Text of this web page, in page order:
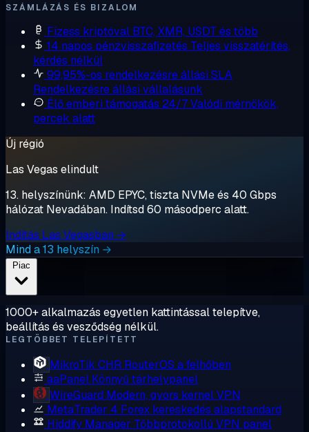
SZÁMLÁZÁS ÉS BIZALOM
Fizess kriptóval BTC, XMR, USDT és több
14 napos pénzvisszafizetés Teljes visszatérítés,
kérdés nélkül
99,95%-os rendelkezésre állási SLA
Rendelkezésre állási vállalásunk
Élő emberi támogatás 24/7Valódi mérnökök,
percek alatt
Új régió
Las Vegas elindult
13. helyszínünk: AMD EPYC, tiszta NVMe és 40 Gbps
hálózat Nevadában. Indítsd 60 másodperc alatt.
Indítás Las Vegasban →
Mind a 13 helyszín →
1000+ alkalmazás egyetlen kattintással telepítve,
beállítás és vesződség nélkül.
LEGTÖBBET TELEPÍTETT
MikroTik CHR RouterOS a felhőben
aaPanel Könnyű tárhelypanel
WireGuard Modern, gyors kernel VPN
MetaTrader 4 Forex kereskedés alapstandard
Hiddify Manager Többprotokollú VPN panel